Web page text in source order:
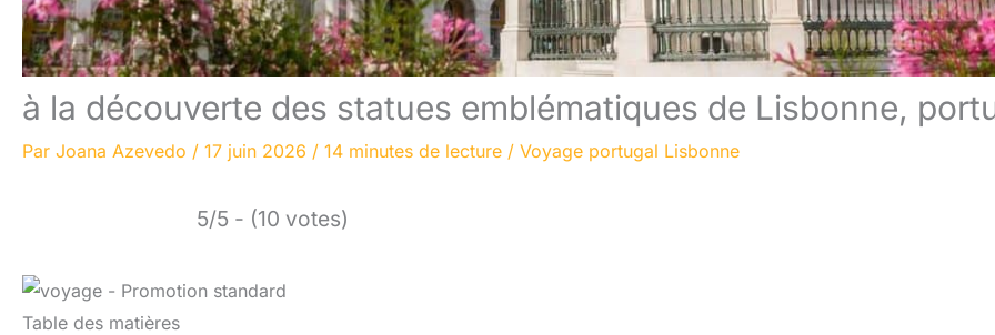
à la découverte des statues emblématiques de Lisbonne,
Par Joana Azevedo / 17 juin 2026 / 14 minutes de lecture / Voyage portugal Lisbonne
5/5 - (10 votes)
Table des matières